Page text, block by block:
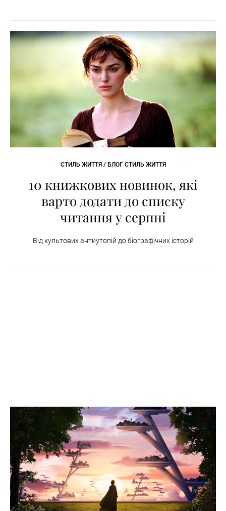
СТИЛЬ ЖИТТЯ / БЛОГ СТИЛЬ ЖИТТЯ
10 книжкових новинок, які
варто додати до списку
читання у серпні
Від культових антиутопій до біографічних історій